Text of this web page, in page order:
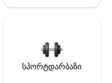
სპორტდარბაზი